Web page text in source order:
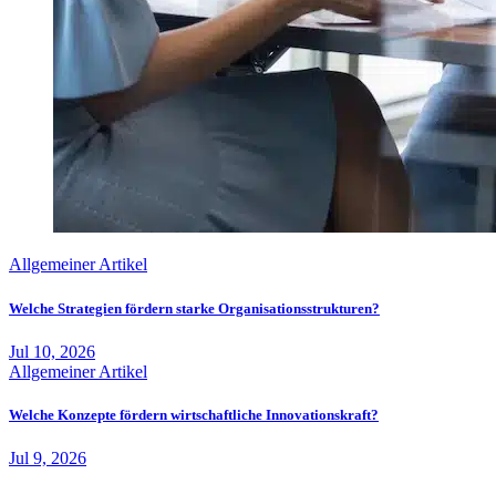
Allgemeiner Artikel
Welche Strategien fördern starke Organisationsstrukturen?
Jul 10, 2026
Allgemeiner Artikel
Welche Konzepte fördern wirtschaftliche Innovationskraft?
Jul 9, 2026